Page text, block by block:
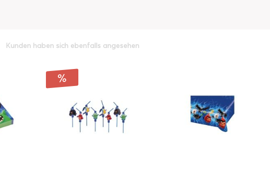
Kunden haben sich ebenfalls angesehen